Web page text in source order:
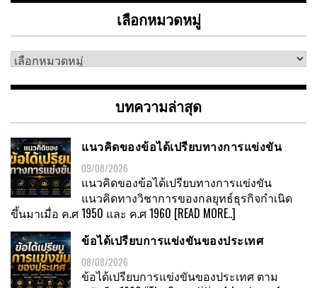
เลือกหมวดหมู่
เลือก
หมู่
บทความล่าสุด
แนวคิดของข้อได้เปรียบทางการแข่งขัน
09/08/2026
แนวคิดของข้อได้เปรียบทางการแข่งขัน
แนวคิดทางวิชาการของกลยุทธ์ธุรกิจกำเนิด
ขึ้นมาเมื่อ ค.ศ 1950 และ ค.ศ 1960[READ MORE..]
ข้อได้เปรียบการแข่งขันของประเทศ